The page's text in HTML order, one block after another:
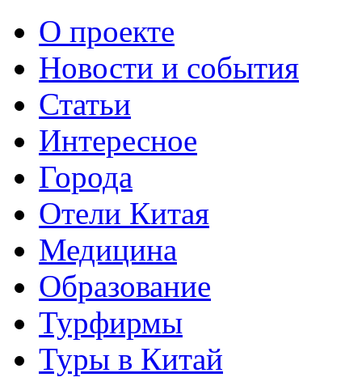
О проекте
Новости и события
Статьи
Интересное
Города
Отели Китая
Медицина
Образование
Турфирмы
Туры в Китай